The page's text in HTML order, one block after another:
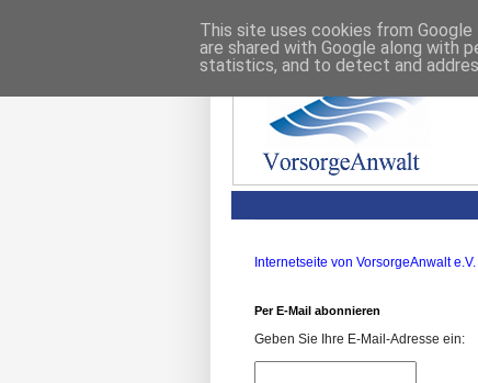
Internetseite von VorsorgeAnwalt e.V.
Per E-Mail abonnieren
Geben Sie Ihre E-Mail-Adresse ein:
This site uses cookies from
are shared with Google along with
statistics, and to detect and